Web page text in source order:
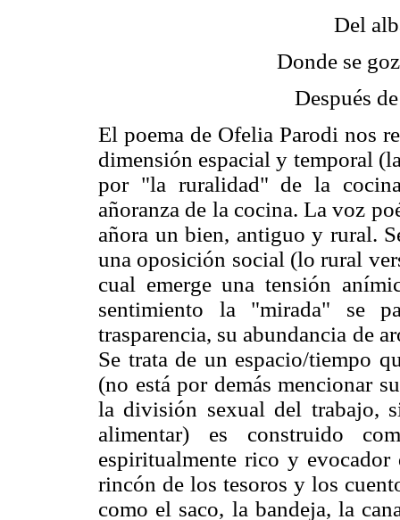
Del
Donde se
Después
El poema de Ofelia Parodi nos
dimensión espacial y temporal
por "la ruralidad" de la
añoranza de la cocina. La voz
añora un bien, antiguo y rural.
una oposición social (lo rural
cual emerge una tensión
sentimiento la "mirada" se
trasparencia, su abundancia de
Se trata de un espacio/tiempo
(no está por demás mencionar
la división sexual del trabajo,
alimentar) es construido
espiritualmente rico y
rincón de los tesoros y los
como el saco, la bandeja, la